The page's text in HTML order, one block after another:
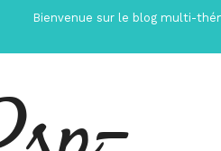
contenu
Bienvenue sur le blog multi-